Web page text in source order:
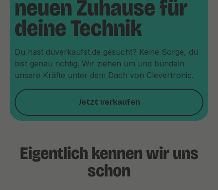
neuen Zuhause für
deine Technik
Du hast duverkaufst.de gesucht? Keine Sorge, du
bist genau richtig. Wir ziehen um und bündeln
unsere Kräfte unter dem Dach von Clevertronic.
Jetzt verkaufen
Eigentlich kennen wir uns
schon